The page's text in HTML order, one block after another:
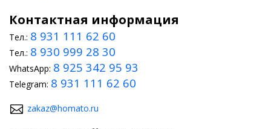
Контактная информация
Тел.: 8 931 111 62 60
Тел.: 8 930 999 28 30
WhatsApp: 8 925 342 95 93
Telegram: 8 931 111 62 60
zakaz@homato.ru